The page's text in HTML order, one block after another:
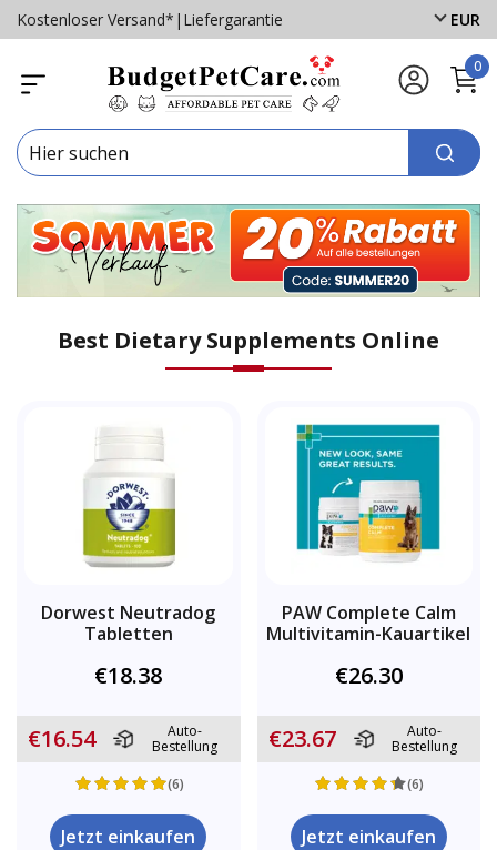
Kostenloser Versand* | Liefergarantie EUR
0
Best Dietary Supplements Online
Dorwest Neutradog
Tabletten
€18.38
€16.54
Auto-
Bestellung
(6)
Jetzt einkaufen
PAW Complete Calm
Multivitamin-Kauartikel
€26.30
€23.67
Auto-
Bestellung
(6)
Jetzt einkaufen